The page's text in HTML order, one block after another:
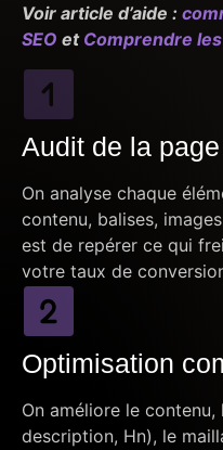
Voir article d’aide :
SEO et Comprendre
Audit de la
On analyse chaque
contenu, balises,
est de repérer ce qui
votre taux de
Optimisation
On améliore le
description, Hn), le